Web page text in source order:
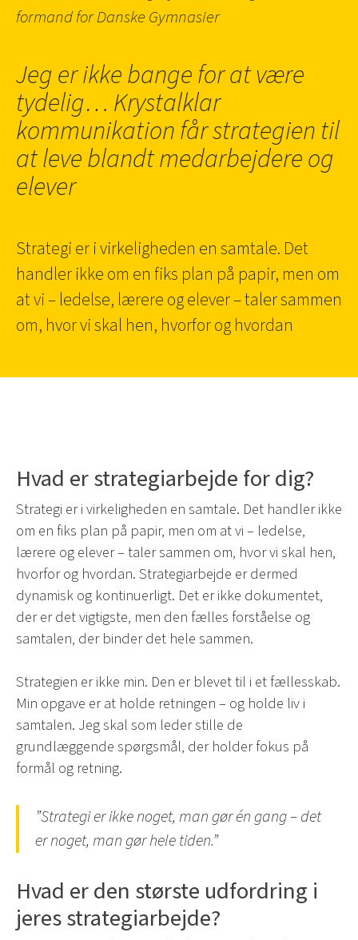
formand for Danske Gymnasier
Jeg er ikke bange for at være
tydelig… Krystalklar
kommunikation får strategien til
at leve blandt medarbejdere og
elever
Strategi er i virkeligheden en samtale. Det
handler ikke om en fiks plan på papir, men om
at vi – ledelse, lærere og elever – taler sammen
om, hvor vi skal hen, hvorfor og hvordan
Hvad er strategiarbejde for dig?
Strategi er i virkeligheden en samtale. Det handler ikke
om en fiks plan på papir, men om at vi – ledelse,
lærere og elever – taler sammen om, hvor vi skal hen,
hvorfor og hvordan. Strategiarbejde er dermed
dynamisk og kontinuerligt. Det er ikke dokumentet,
der er det vigtigste, men den fælles forståelse og
samtalen, der binder det hele sammen.
Strategien er ikke min. Den er blevet til i et fællesskab.
Min opgave er at holde retningen – og holde liv i
samtalen. Jeg skal som leder stille de
grundlæggende spørgsmål, der holder fokus på
formål og retning.
”Strategi er ikke noget, man gør én gang – det
er noget, man gør hele tiden.”
Hvad er den største udfordring i
jeres strategiarbejde?